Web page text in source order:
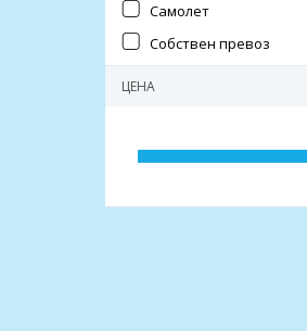
Самолет
Собствен превоз
ЦЕНА